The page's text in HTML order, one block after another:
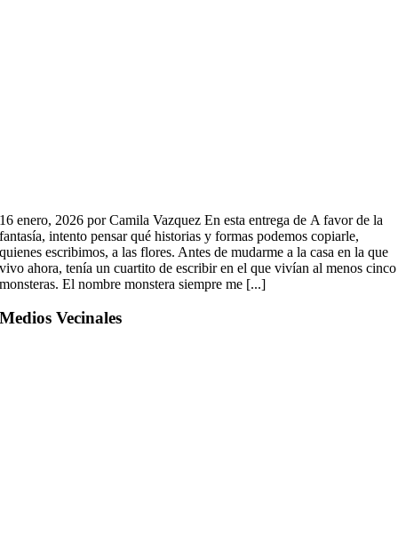
16 enero, 2026 por Camila Vazquez En esta entrega de A favor de la
fantasía, intento pensar qué historias y formas podemos copiarle,
quienes escribimos, a las flores. Antes de mudarme a la casa en la que
vivo ahora, tenía un cuartito de escribir en el que vivían al menos cinco
monsteras. El nombre monstera siempre me [...]
Medios Vecinales